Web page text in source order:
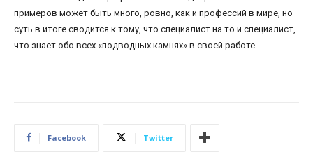
примеров может быть много, ровно, как и профессий в мире, но
суть в итоге сводится к тому, что специалист на то и специалист,
что знает обо всех «подводных камнях» в своей работе.
Facebook Twitter